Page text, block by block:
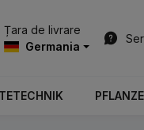
Țara de livrare
Germania